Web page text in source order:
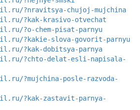
?nravitsya-chujoj-mujchina
?kak-krasivo-otvechat
?o-chem-pisat-parnyu
?kakie-slova-govorit-parnyu
?kak-dobitsya-parnya
?chto-delat-esli-napisala-
?mujchina-posle-razvoda-
?kak-zastavit-parnya-